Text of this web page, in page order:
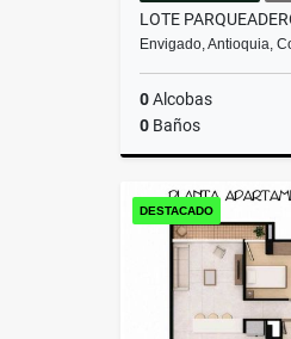
Envigado, Antioquia,
0Alcobas
0 Baños
DESTACADO